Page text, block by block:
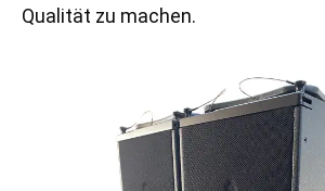
Qualität zu machen.